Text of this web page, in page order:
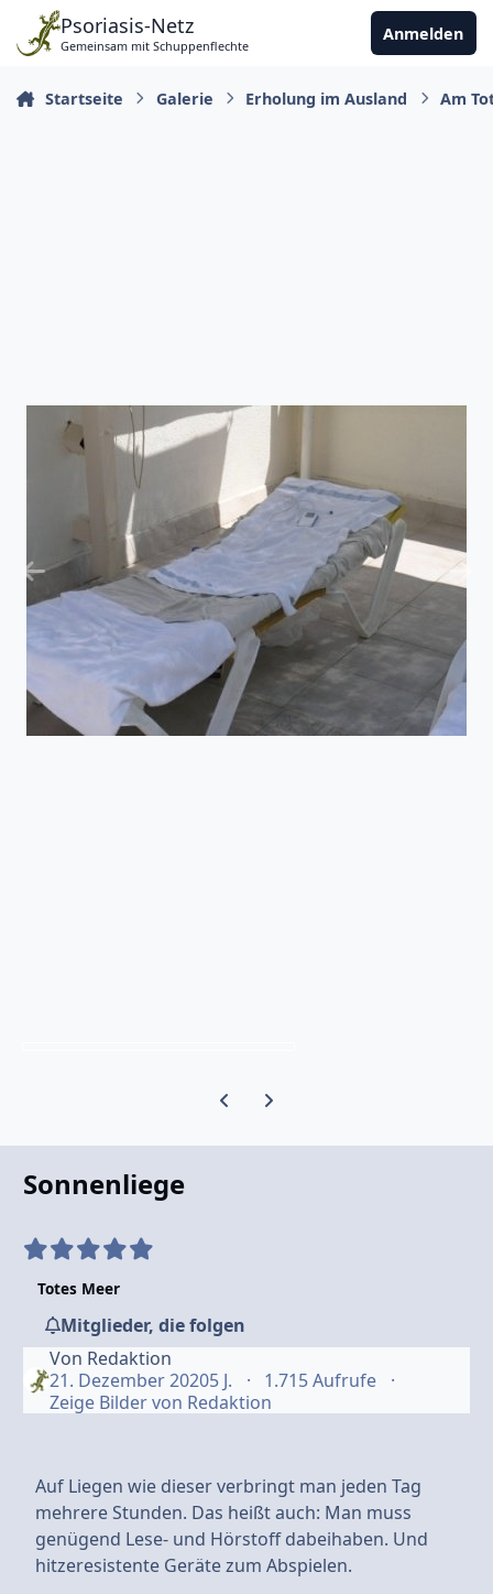
Zu Inhalt springen
Psoriasis-Netz
Gemeinsam mit Schuppenflechte
Anmelden
Startseite Galerie Erholung im Ausland Am
Vorherige Karussell-Folie
Nächste Karussell-Folie
Sonnenliege
Totes Meer
Mitglieder, die folgen
Von Redaktion
21. Dezember 20205 J.
1.715 Aufrufe
Zeige Bilder von Redaktion
Auf Liegen wie dieser verbringt man jeden Tag
mehrere Stunden. Das heißt auch: Man muss
genügend Lese- und Hörstoff dabeihaben. Und
hitzeresistente Geräte zum Abspielen.